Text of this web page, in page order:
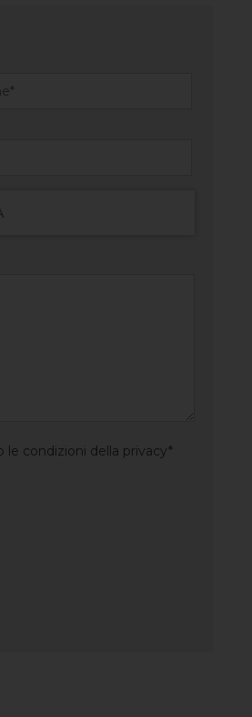
le condizioni della privacy*